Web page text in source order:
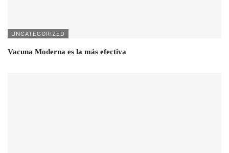
UNCATEGORIZED
Vacuna Moderna es la más efectiva